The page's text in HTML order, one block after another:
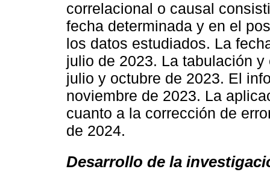
correlacional o causal
fecha determinada y en el
los datos estudiados. La
julio de 2023. La tabulación
julio y octubre de 2023. El
noviembre de 2023. La
cuanto a la corrección de
de 2024.
Desarrollo de la